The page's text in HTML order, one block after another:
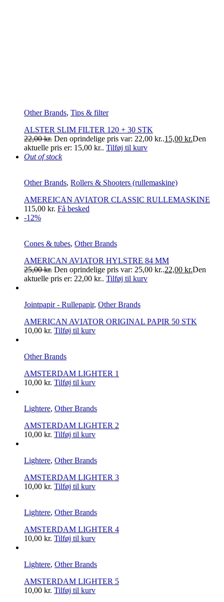
Other Brands, Tips & filter
ALSTER SLIM FILTER 120 + 30 STK
22,00kr. Den oprindelige pris var: 22,00 kr..15,00 kr.Den
aktuelle pris er: 15,00 kr.. Tilføj til kurv
Out of stock
Other Brands, Rollers & Shooters (rullemaskine)
AMEREICAN AVIATOR CLASSIC RULLEMASKINE
115,00 kr. Få besked
-12%
Cones & tubes, Other Brands
AMERICAN AVIATOR HYLSTRE 84 MM
25,00kr. Den oprindelige pris var: 25,00 kr..22,00 kr.Den
aktuelle pris er: 22,00 kr.. Tilføj til kurv
Jointpapir - Rullepapir, Other Brands
AMERICAN AVIATOR ORIGINAL PAPIR 50 STK
10,00 kr. Tilføj til kurv
Other Brands
AMSTERDAM LIGHTER 1
10,00 kr. Tilføj til kurv
Lightere, Other Brands
AMSTERDAM LIGHTER 2
10,00 kr. Tilføj til kurv
Lightere, Other Brands
AMSTERDAM LIGHTER 3
10,00 kr. Tilføj til kurv
Lightere, Other Brands
AMSTERDAM LIGHTER 4
10,00 kr. Tilføj til kurv
Lightere, Other Brands
AMSTERDAM LIGHTER 5
10,00 kr. Tilføj til kurv